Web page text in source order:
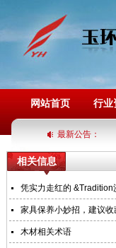
网站首页 行业
最新公告：
相关信息
凭实力走红的 &Tradition
家具保养小妙招，建议收
木材相关术语